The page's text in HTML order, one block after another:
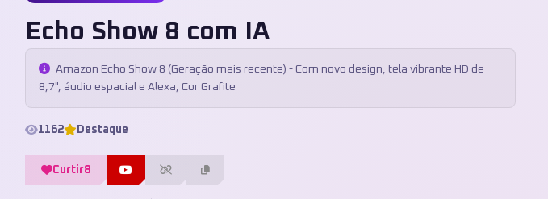
Echo Show 8 com IA
Amazon Echo Show 8 (Geração mais recente) - Com novo design, tela vibrante HD de
8,7", áudio espacial e Alexa, Cor Grafite
1162 Destaque
Curtir8